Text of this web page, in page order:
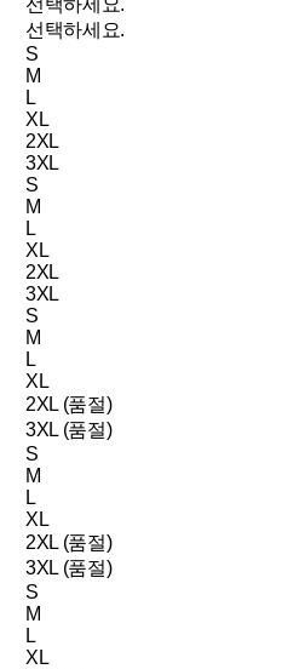
선택하세요.
선택하세요.
S
M
L
XL
2XL
3XL
S
M
L
XL
2XL
3XL
S
M
L
XL
2XL (품절)
3XL (품절)
S
M
L
XL
2XL (품절)
3XL (품절)
S
M
L
XL